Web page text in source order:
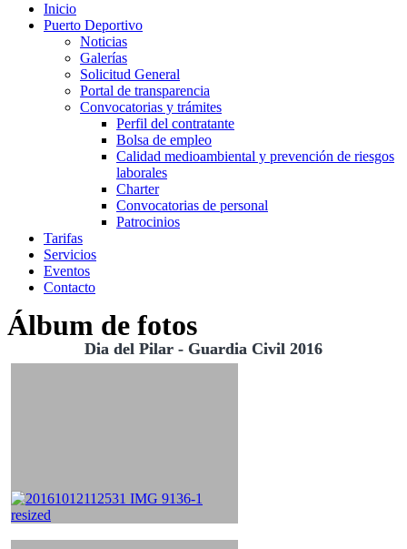
Inicio
Puerto Deportivo
Noticias
Galerías
Solicitud General
Portal de transparencia
Convocatorias y trámites
Perfil del contratante
Bolsa de empleo
Calidad medioambiental y prevención de riesgos
laborales
Charter
Convocatorias de personal
Patrocinios
Tarifas
Servicios
Eventos
Contacto
Álbum de fotos
Dia del Pilar - Guardia Civil 2016